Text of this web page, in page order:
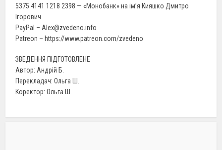
5375 4141 1218 2398 — «Монобанк» на ім’я Кияшко Дмитро
Ігорович
PayPal – Alex@zvedeno.info
Patreon – https://www.patreon.com/zvedeno
ЗВЕДЕННЯ ПІДГОТОВЛЕНЕ
Автор: Андрій Б.
Перекладач: Ольга Ш.
Коректор: Ольга Ш.